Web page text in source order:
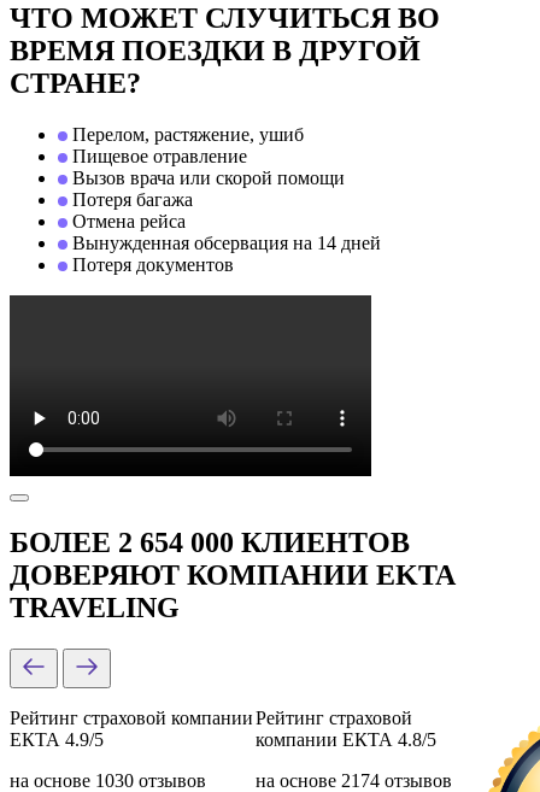
ЧТО МОЖЕТ СЛУЧИТЬСЯ ВО
ВРЕМЯ ПОЕЗДКИ В ДРУГОЙ
СТРАНЕ?
Перелом, растяжение, ушиб
Пищевое отравление
Вызов врача или скорой помощи
Потеря багажа
Отмена рейса
Вынужденная обсервация на 14 дней
Потеря документов
БОЛЕЕ 2 654 000 КЛИЕНТОВ
ДОВЕРЯЮТ КОМПАНИИ EKTA
TRAVELING
Рейтинг страховой компании
ЕКТА 4.9/5
на основе 1030 отзывов
Рейтинг страховой
компании ЕКТА 4.8/5
на основе 2174 отзывов